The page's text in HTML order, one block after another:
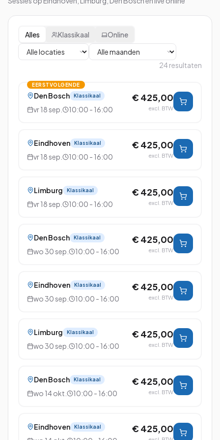
Alles Klassikaal Online
24 resultaten
EERSTVOLGENDE
Den Bosch Klassikaal
vr 18 sep. 10:00 - 16:00
€ 425,00
excl. BTW
Eindhoven Klassikaal
vr 18 sep. 10:00 - 16:00
€ 425,00
excl. BTW
Limburg Klassikaal
vr 18 sep. 10:00 - 16:00
€ 425,00
excl. BTW
Den Bosch Klassikaal
wo 30 sep. 10:00 - 16:00
€ 425,00
excl. BTW
Eindhoven Klassikaal
wo 30 sep. 10:00 - 16:00
€ 425,00
excl. BTW
Limburg Klassikaal
wo 30 sep. 10:00 - 16:00
€ 425,00
excl. BTW
Den Bosch Klassikaal
wo 14 okt. 10:00 - 16:00
€ 425,00
excl. BTW
Eindhoven Klassikaal € 425,00